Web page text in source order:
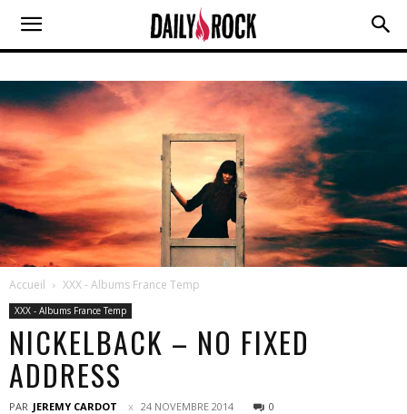
Accueil XXX - Albums France Temp
XXX - Albums France Temp
NICKELBACK – NO FIXED
ADDRESS
PAR JEREMY CARDOT 24 NOVEMBRE 2014 0